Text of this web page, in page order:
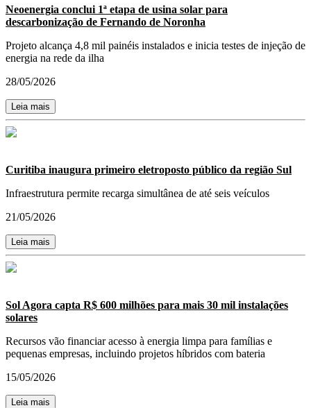
Neoenergia conclui 1ª etapa de usina solar para
descarbonização de Fernando de Noronha
Projeto alcança 4,8 mil painéis instalados e inicia testes de injeção de
energia na rede da ilha
28/05/2026
Leia mais
Curitiba inaugura primeiro eletroposto público da região Sul
Infraestrutura permite recarga simultânea de até seis veículos
21/05/2026
Leia mais
Sol Agora capta R$ 600 milhões para mais 30 mil instalações
solares
Recursos vão financiar acesso à energia limpa para famílias e
pequenas empresas, incluindo projetos híbridos com bateria
15/05/2026
Leia mais